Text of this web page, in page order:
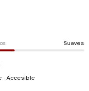
Suaves
· Accesible